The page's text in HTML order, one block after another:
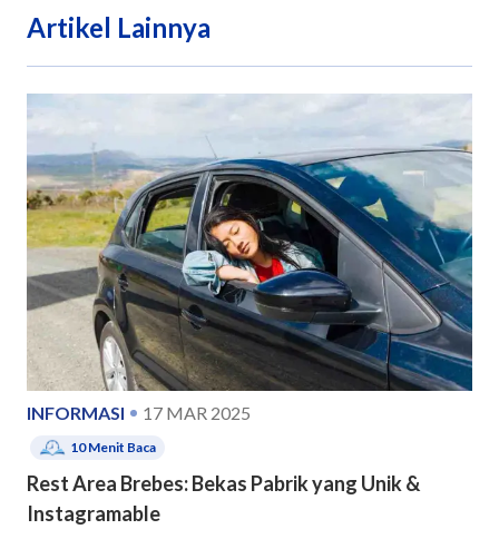
Artikel Lainnya
INFORMASI 17 MAR 2025
10Menit Baca
Rest Area Brebes: Bekas Pabrik yang Unik &
Instagramable